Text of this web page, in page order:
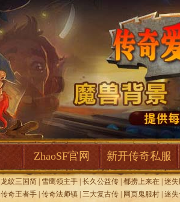
ZhaoSF官网 新开传奇私服
龙纹三国简 雪鹰领主手 长久公益传 都捞上来在 迷
传奇王者手 传奇法师镇 三大复古传 网页鬼服村 迷